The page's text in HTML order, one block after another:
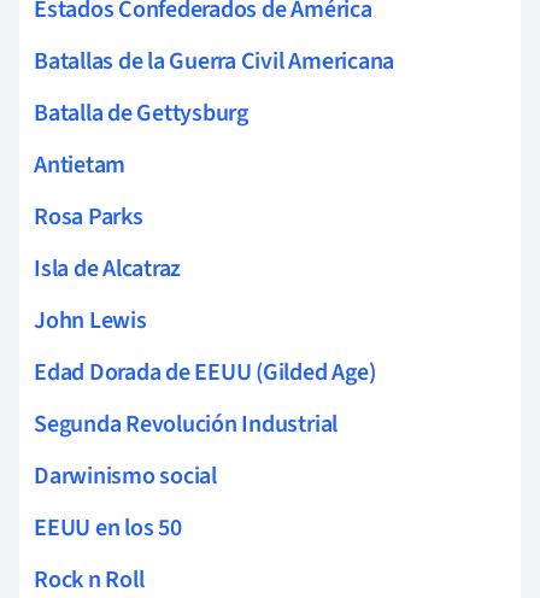
Estados Confederados de América
Batallas de la Guerra Civil Americana
Batalla de Gettysburg
Antietam
Rosa Parks
Isla de Alcatraz
John Lewis
Edad Dorada de EEUU (Gilded Age)
Segunda Revolución Industrial
Darwinismo social
EEUU en los 50
Rock n Roll